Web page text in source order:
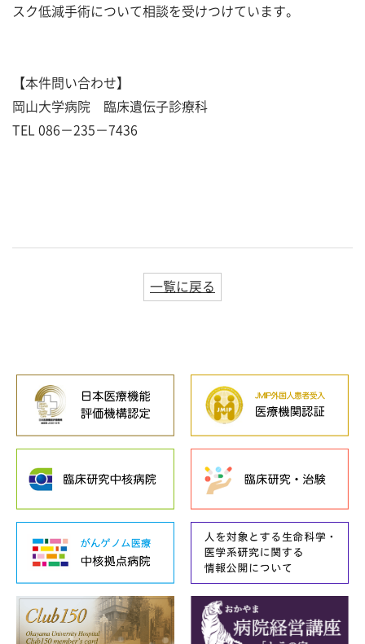
スク低減手術について相談を受けつけています。
【本件問い合わせ】
岡山大学病院 臨床遺伝子診療科
TEL 086－235－7436
一覧に戻る